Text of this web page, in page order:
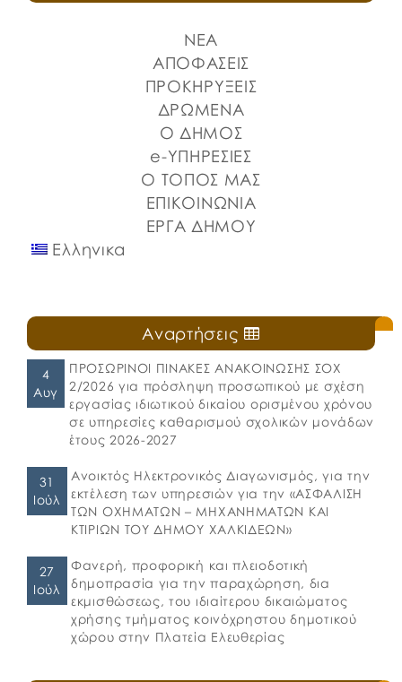
ΝΕΑ
ΑΠΟΦΑΣΕΙΣ
ΠΡΟΚΗΡΥΞΕΙΣ
ΔΡΩΜΕΝΑ
Ο ΔΗΜΟΣ
e-ΥΠΗΡΕΣΙΕΣ
Ο ΤΟΠΟΣ ΜΑΣ
ΕΠΙΚΟΙΝΩΝΙΑ
ΕΡΓΑ ΔΗΜΟΥ
Ελληνικα
Αναρτήσεις
4
Αυγ
ΠΡΟΣΩΡΙΝΟΙ ΠΙΝΑΚΕΣ ΑΝΑΚΟΙΝΩΣΗΣ ΣΟΧ
2/2026 για πρόσληψη προσωπικού με σχέση
εργασίας ιδιωτικού δικαίου ορισμένου χρόνου
σε υπηρεσίες καθαρισμού σχολικών μονάδων
έτους 2026-2027
31
Ιούλ
Ανοικτός Ηλεκτρονικός Διαγωνισμός, για την
εκτέλεση των υπηρεσιών για την «ΑΣΦΑΛΙΣΗ
ΤΩΝ ΟΧΗΜΑΤΩΝ – ΜΗΧΑΝΗΜΑΤΩΝ ΚΑΙ
ΚΤΙΡΙΩΝ ΤΟΥ ΔΗΜΟΥ ΧΑΛΚΙΔΕΩΝ»
27
Ιούλ
Φανερή, προφορική και πλειοδοτική
δημοπρασία για την παραχώρηση, δια
εκμισθώσεως, του ιδιαίτερου δικαιώματος
χρήσης τμήματος κοινόχρηστου δημοτικού
χώρου στην Πλατεία Ελευθερίας